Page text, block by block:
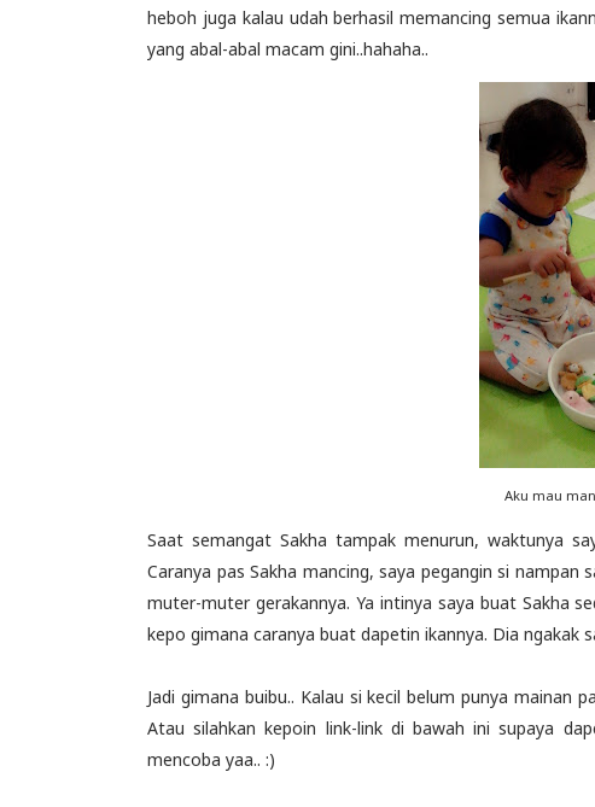
heboh juga kalau udah berhasil memancing semua
yang abal-abal macam gini..hahaha..
Aku mau
Saat semangat Sakha tampak menurun, waktunya
Caranya pas Sakha mancing, saya pegangin si
muter-muter gerakannya. Ya intinya saya buat Sakha
kepo gimana caranya buat dapetin ikannya. Dia ngakak
Jadi gimana buibu.. Kalau si kecil belum punya mainan
Atau silahkan kepoin link-link di bawah ini supaya
mencoba yaa.. :)